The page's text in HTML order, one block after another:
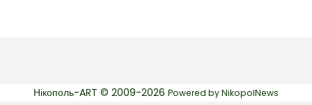
Нікополь-ART © 2009-2026 Powered byNikopolNews